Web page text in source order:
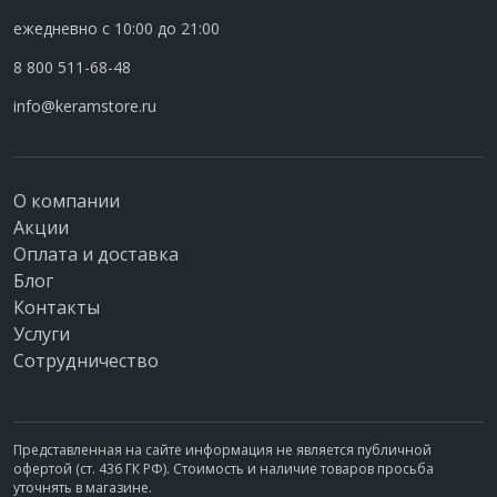
ежедневно с 10:00 до 21:00
8 800 511-68-48
info@keramstore.ru
О компании
Акции
Оплата и доставка
Блог
Контакты
Услуги
Сотрудничество
Представленная на сайте информация не является публичной
офертой (ст. 436 ГК РФ). Стоимость и наличие товаров просьба
уточнять в магазине.